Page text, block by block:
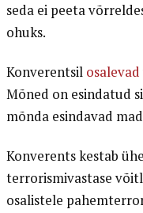
seda ei peeta
ohuks.
Konverentsil osalevad
Mõned on esindatud
mõnda esindavad
Konverents kestab
terrorismivastase
osalistele